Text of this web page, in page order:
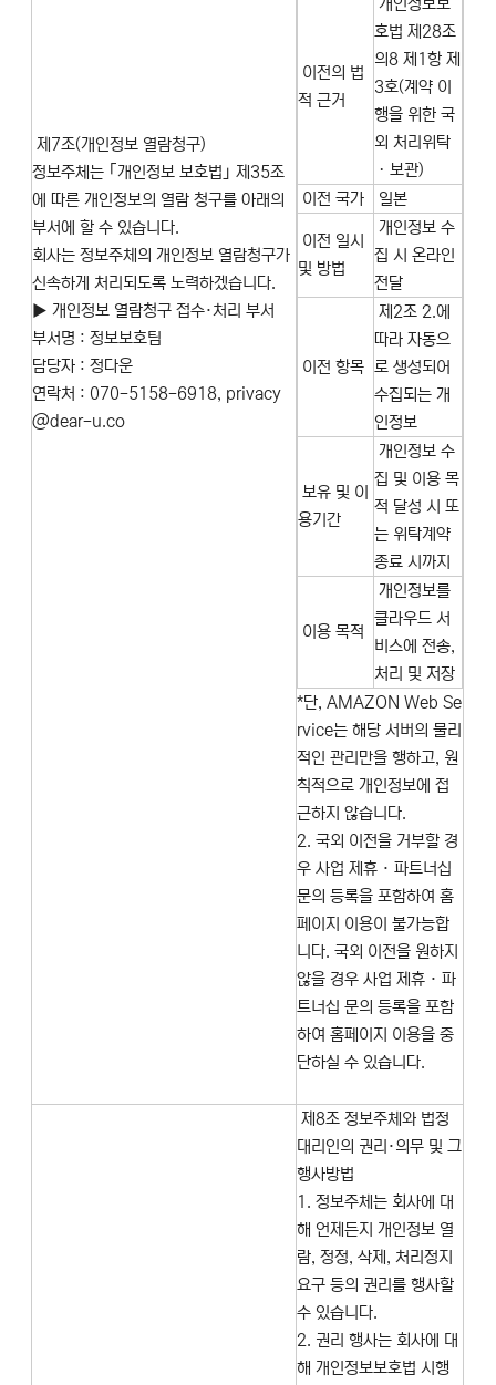
제7조(개인정보 열람청구)
정보주체는 ｢개인정보 보호법｣ 제35조
에 따른 개인정보의 열람 청구를 아래의
부서에 할 수 있습니다.
회사는 정보주체의 개인정보 열람청구가
신속하게 처리되도록 노력하겠습니다.
▶ 개인정보 열람청구 접수·처리 부서
부서명 : 정보보호팀
담당자 : 정다운
연락처 : 070-5158-6918, privacy
@dear-u.co
이전의 법
적 근거
개인정보보
호법 제28조
의8 제1항 제
3호(계약 이
행을 위한 국
외 처리위탁
ㆍ보관)
이전 국가
일본
이전 일시
및 방법
개인정보 수
집 시 온라인
전달
이전 항목
제2조 2.에
따라 자동으
로 생성되어
수집되는 개
인정보
보유 및 이
용기간
개인정보 수
집 및 이용 목
적 달성 시 또
는 위탁계약
종료 시까지
이용 목적
개인정보를
클라우드 서
비스에 전송,
처리 및 저장
*단, AMAZON Web Se
rvice는 해당 서버의 물리
적인 관리만을 행하고, 원
칙적으로 개인정보에 접
근하지 않습니다.
2. 국외 이전을 거부할 경
우 사업 제휴 · 파트너십
문의 등록을 포함하여 홈
페이지 이용이 불가능합
니다. 국외 이전을 원하지
않을 경우 사업 제휴 · 파
트너십 문의 등록을 포함
하여 홈페이지 이용을 중
단하실 수 있습니다.
제8조 정보주체와 법정
대리인의 권리·의무 및 그
행사방법
1. 정보주체는 회사에 대
해 언제든지 개인정보 열
람, 정정, 삭제, 처리정지
요구 등의 권리를 행사할
수 있습니다.
2. 권리 행사는 회사에 대
해 개인정보보호법 시행